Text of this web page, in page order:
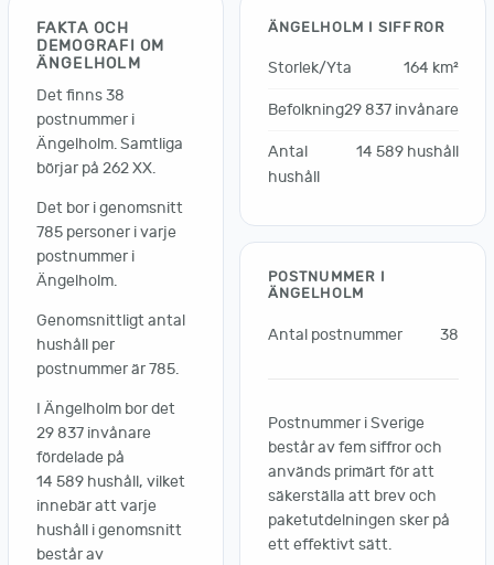
FAKTA OCH
DEMOGRAFI OM
ÄNGELHOLM
Det finns 38
postnummer i
Ängelholm. Samtliga
börjar på 262 XX.
Det bor i genomsnitt
785 personer i varje
postnummer i
Ängelholm.
Genomsnittligt antal
hushåll per
postnummer är 785.
I Ängelholm bor det
29 837 invånare
fördelade på
14 589 hushåll, vilket
innebär att varje
hushåll i genomsnitt
består av
ÄNGELHOLM I SIFFROR
Storlek/Yta 164 km²
Befolkning29 837 invånare
Antal
hushåll
14 589 hushåll
POSTNUMMER I
ÄNGELHOLM
Antal postnummer 38
Postnummer i Sverige
består av fem siffror och
används primärt för att
säkerställa att brev och
paketutdelningen sker på
ett effektivt sätt.